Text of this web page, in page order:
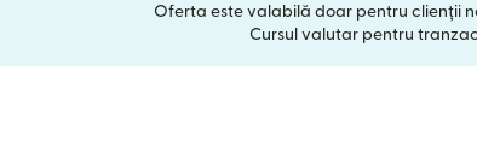
Oferta este valabilă doar pentru clienții
Cursul valutar pentru